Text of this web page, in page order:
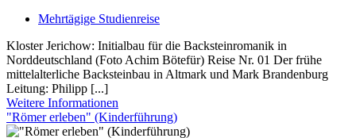
Mehrtägige Studienreise
Kloster Jerichow: Initialbau für die Backsteinromanik in
Norddeutschland (Foto Achim Bötefür) Reise Nr. 01 Der frühe
mittelalterliche Backsteinbau in Altmark und Mark Brandenburg
Leitung: Philipp [...]
Weitere Informationen
"Römer erleben" (Kinderführung)